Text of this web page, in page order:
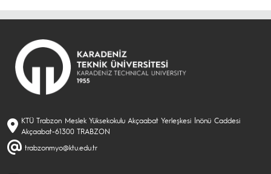
KTÜ Trabzon Meslek Yüksekokulu Akçaabat Yerleşkesi İnönü Caddesi
Akçaabat-61300 TRABZON
trabzonmyo@ktu.edu.tr